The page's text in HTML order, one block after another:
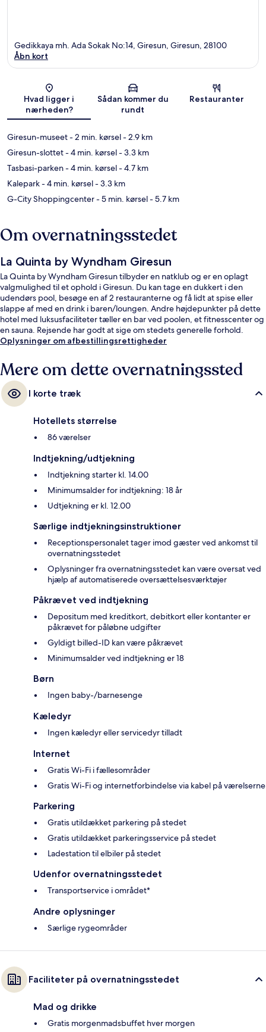
Kort
Gedikkaya mh. Ada Sokak No:14, Giresun, Giresun, 28100
Åbn kort
Hvad ligger i
nærheden?
Sådan kommer du
rundt
Restauranter
Giresun-museet- 2 min. kørsel- 2.9 km
Giresun-slottet- 4 min. kørsel- 3.3 km
Tasbasi-parken- 4 min. kørsel- 4.7 km
Kalepark- 4 min. kørsel- 3.3 km
G-City Shoppingcenter- 5 min. kørsel- 5.7 km
Om overnatningsstedet
La Quinta by Wyndham Giresun
La Quinta by Wyndham Giresun tilbyder en natklub og er en oplagt
valgmulighed til et ophold i Giresun. Du kan tage en dukkert i den
udendørs pool, besøge en af 2 restauranterne og få lidt at spise eller
slappe af med en drink i baren/loungen. Andre højdepunkter på dette
hotel med luksusfaciliteter tæller en bar ved poolen, et fitnesscenter og
en sauna. Rejsende har godt at sige om stedets generelle forhold.
Oplysninger om afbestillingsrettigheder
Mere om dette overnatningssted
I korte træk
Hotellets størrelse
86 værelser
Indtjekning/udtjekning
Indtjekning starter kl. 14.00
Minimumsalder for indtjekning: 18 år
Udtjekning er kl. 12.00
Særlige indtjekningsinstruktioner
Receptionspersonalet tager imod gæster ved ankomst til
overnatningsstedet
Oplysninger fra overnatningsstedet kan være oversat ved
hjælp af automatiserede oversættelsesværktøjer
Påkrævet ved indtjekning
Depositum med kreditkort, debitkort eller kontanter er
påkrævet for påløbne udgifter
Gyldigt billed-ID kan være påkrævet
Minimumsalder ved indtjekning er 18
Børn
Ingen baby-/barnesenge
Kæledyr
Ingen kæledyr eller servicedyr tilladt
Internet
Gratis Wi-Fi i fællesområder
Gratis Wi-Fi og internetforbindelse via kabel på værelserne
Parkering
Gratis utildækket parkering på stedet
Gratis utildækket parkeringsservice på stedet
Ladestation til elbiler på stedet
Udenfor overnatningsstedet
Transportservice i området*
Andre oplysninger
Særlige rygeområder
Faciliteter på overnatningsstedet
Mad og drikke
Gratis morgenmadsbuffet hver morgen